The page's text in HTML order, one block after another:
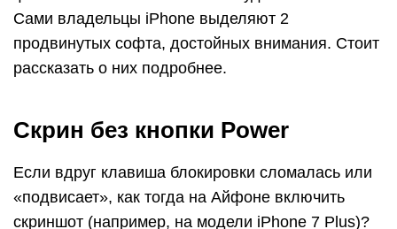
Чтобы она появилась, стоит предпринять 4
действия:
Зайти в настройки фаблета.
В предложенном перечне найти строку
Далее понадобится «Универсальный доступ».
Включить AssistiveTouch.